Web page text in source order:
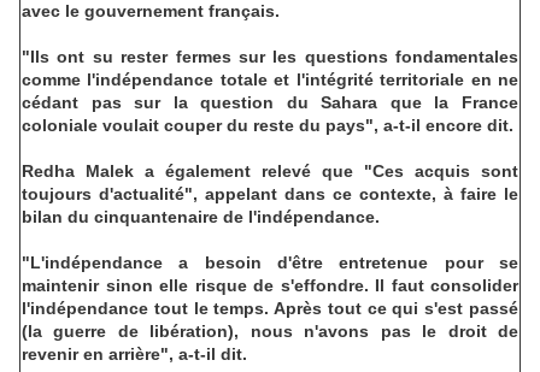
avec le gouvernement français.
"Ils ont su rester fermes sur les questions fondamentales
comme l'indépendance totale et l'intégrité territoriale en ne
cédant pas sur la question du Sahara que la France
coloniale voulait couper du reste du pays", a-t-il encore dit.
Redha Malek a également relevé que "Ces acquis sont
toujours d'actualité", appelant dans ce contexte, à faire le
bilan du cinquantenaire de l'indépendance.
"L'indépendance a besoin d'être entretenue pour se
maintenir sinon elle risque de s'effondre. Il faut consolider
l'indépendance tout le temps. Après tout ce qui s'est passé
(la guerre de libération), nous n'avons pas le droit de
revenir en arrière", a-t-il dit.